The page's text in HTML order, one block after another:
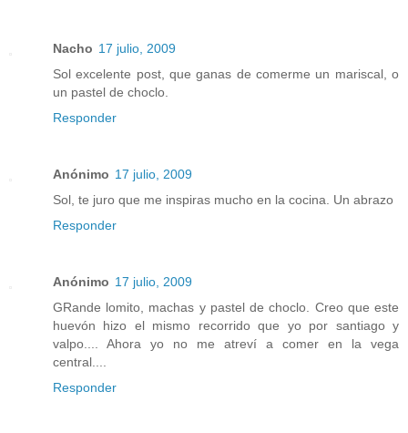
Nacho 17 julio, 2009
Sol excelente post, que ganas de comerme un mariscal, o
un pastel de choclo.
Responder
Anónimo 17 julio, 2009
Sol, te juro que me inspiras mucho en la cocina. Un abrazo
Responder
Anónimo 17 julio, 2009
GRande lomito, machas y pastel de choclo. Creo que este
huevón hizo el mismo recorrido que yo por santiago y
valpo.... Ahora yo no me atreví a comer en la vega
central....
Responder